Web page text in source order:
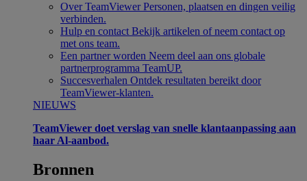
Over TeamViewer Personen, plaatsen en dingen veilig
verbinden.
Hulp en contact Bekijk artikelen of neem contact op
met ons team.
Een partner worden Neem deel aan ons globale
partnerprogramma TeamUP.
Succesverhalen Ontdek resultaten bereikt door
TeamViewer-klanten.
NIEUWS
TeamViewer doet verslag van snelle klantaanpassing aan
haar Al-aanbod.
Bronnen